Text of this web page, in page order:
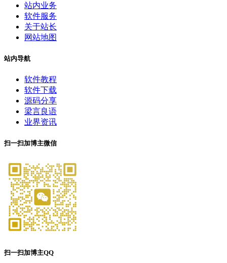
站内业务
软件服务
关于站长
网站地图
站内导航
软件教程
软件下载
源码分享
梁言良语
业界资讯
扫一扫加博主微信
扫一扫加博主QQ